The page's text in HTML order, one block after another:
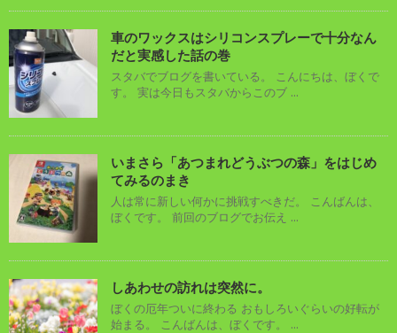
車のワックスはシリコンスプレーで十分なん
だと実感した話の巻
スタバでブログを書いている。 こんにちは、ぼくで
す。 実は今日もスタバからこのブ ...
いまさら「あつまれどうぶつの森」をはじめ
てみるのまき
人は常に新しい何かに挑戦すべきだ。 こんばんは、
ぼくです。 前回のブログでお伝え ...
しあわせの訪れは突然に。
ぼくの厄年ついに終わる おもしろいぐらいの好転が
始まる。 こんばんは、ぼくです。 ...